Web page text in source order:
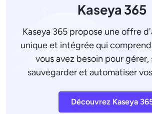
Kaseya 365
Kaseya 365 propose une offre
unique et intégrée qui
vous avez besoin pour gérer,
sauvegarder et automatiser
Découvrez Kaseya